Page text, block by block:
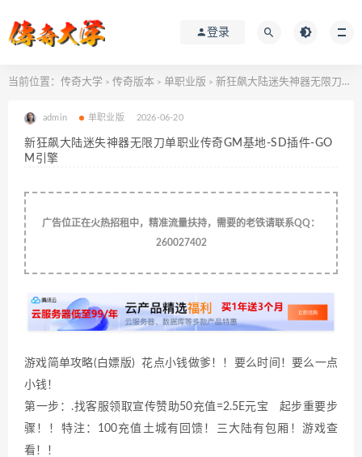
登录
当前位置： 传奇大学 > 传奇版本 > 单职业版 > 新狂飙大陆迷失神器无限刀单职业传奇GM基地-SD插件-GOM引擎
admin 单职业版 2026-06-20
新狂飙大陆迷失神器无限刀单职业传奇GM基地-SD插件-GO
M引擎
广告位正在火热招租中，精准流量扶持，需要的老铁请联系QQ：
260027402
游戏简单攻略(白嫖版) 花点小钱做爹！！要么时间！要么一点
小钱！
第一步：.找客服领取宣传赞助50充值=2.5E元宝 起步重要步
骤！！特注：100充值土城有回馈！三大陆有包厢！游戏查
看！！